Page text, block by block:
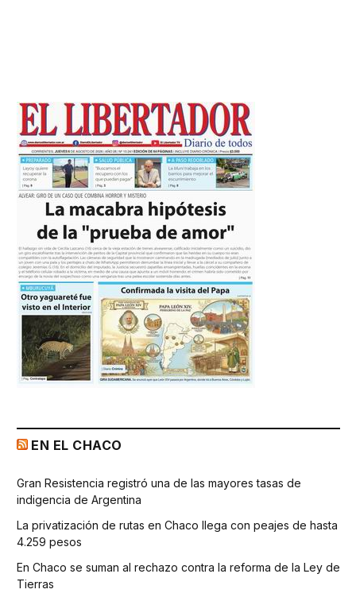
EN EL CHACO
Gran Resistencia registró una de las mayores tasas de
indigencia de Argentina
La privatización de rutas en Chaco llega con peajes de hasta
4.259 pesos
En Chaco se suman al rechazo contra la reforma de la Ley de
Tierras